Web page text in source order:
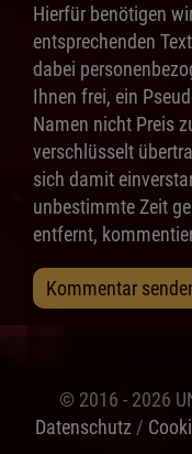
Hierfür benötigen
entsprechenden
dabei
Ihnen frei, ein
Namen nicht Preis
verschlüsselt
sich damit
unbestimmte Zeit
entfernt,
Kommentar
© 2016 - 2026
Datenschutz /